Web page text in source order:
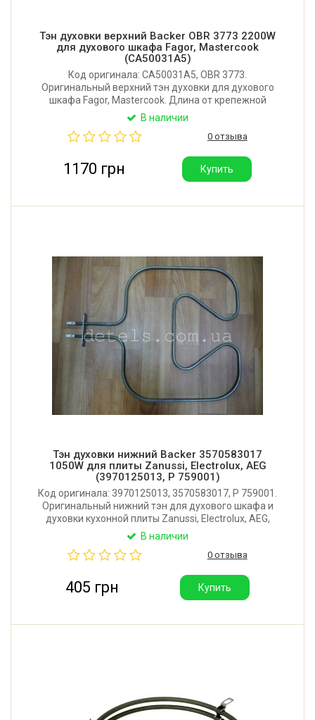
Тэн духовки верхний Backer OBR 3773 2200W
для духового шкафа Fagor, Mastercook
(CA50031A5)
Код оригинала: CA50031A5, OBR 3773.
Оригинальный верхний тэн духовки для духового
шкафа Fagor, Mastercook. Длина от крепежной
пластины: 395 мм. Ширина: 345 мм (по трубкам).
2200W. Производитель: Backer (Польша).
В наличии
0 отзыва
1170 грн Купить
Тэн духовки нижний Backer 3570583017
1050W для плиты Zanussi, Electrolux, AEG
(3970125013, P 759001)
Код оригинала: 3970125013, 3570583017, P 759001.
Оригинальный нижний тэн для духового шкафа и
духовки кухонной плиты Zanussi, Electrolux, AEG,
Privileg. Размер: 370x320 мм. Между отверстиями
Производитель: Backer (Польша).
В наличии
0 отзыва
405 грн Купить